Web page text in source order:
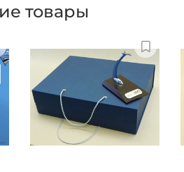
товары